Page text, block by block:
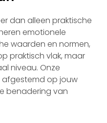
dan alleen praktische
emotionele
waarden en normen,
praktisch vlak, maar
niveau. Onze
afgestemd op jouw
benadering van